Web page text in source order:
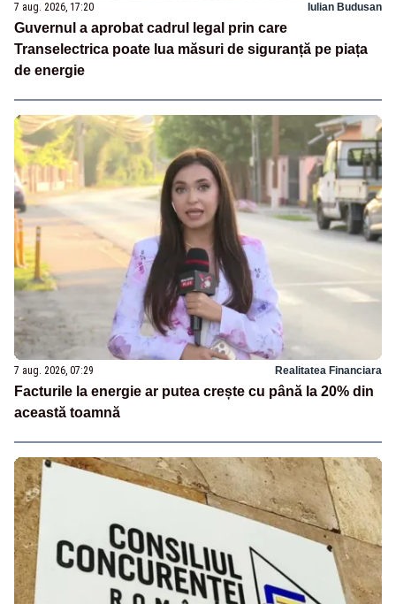
7 aug. 2026, 17:20 Iulian Budusan
Guvernul a aprobat cadrul legal prin care
Transelectrica poate lua măsuri de siguranță pe piața
de energie
7 aug. 2026, 07:29 Realitatea Financiara
Facturile la energie ar putea crește cu până la 20% din
această toamnă